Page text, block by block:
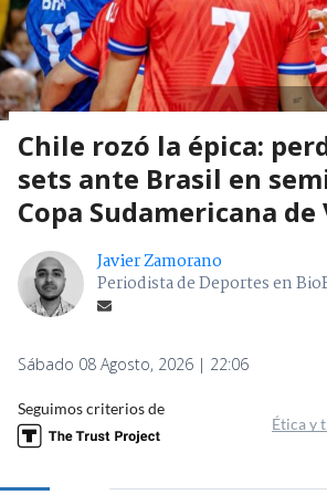
Chile rozó la épica:
sets ante Brasil en
Copa Sudamericana
Javier Zamorano
Periodista de Deportes en
Sábado 08 Agosto, 2026 | 22:06
Seguimos criterios de
Ética y